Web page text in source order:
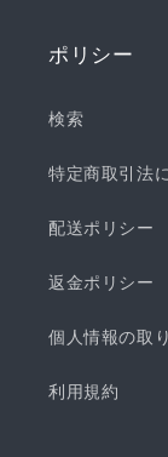
ポリシー
検索
特定商取引法
配送ポリシー
返金ポリシー
個人情報の取
利用規約